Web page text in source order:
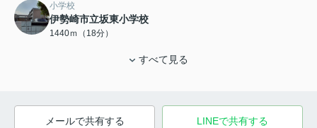
小学校
伊勢崎市立坂東小学校
1440ｍ（18分）
すべて見る
メールで共有する LINEで共有する